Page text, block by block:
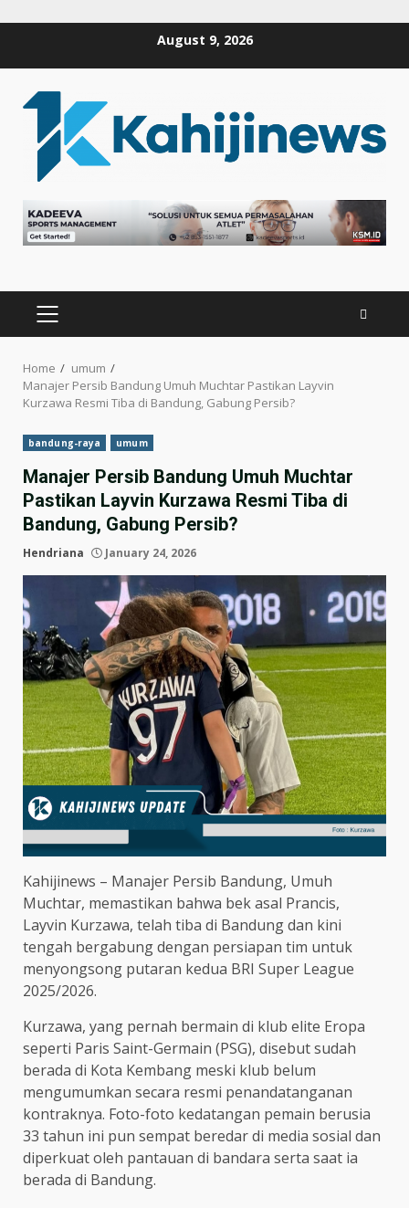
August 9, 2026
PRIMARY
MENU
Home
umum
Manajer Persib Bandung Umuh Muchtar Pastikan Layvin
Kurzawa Resmi Tiba di Bandung, Gabung Persib?
bandung-raya umum
Manajer Persib Bandung Umuh Muchtar
Pastikan Layvin Kurzawa Resmi Tiba di
Bandung, Gabung Persib?
Hendriana January 24, 2026
Kahijinews – Manajer Persib Bandung, Umuh
Muchtar, memastikan bahwa bek asal Prancis,
Layvin Kurzawa, telah tiba di Bandung dan kini
tengah bergabung dengan persiapan tim untuk
menyongsong putaran kedua BRI Super League
2025/2026.
Kurzawa, yang pernah bermain di klub elite Eropa
seperti Paris Saint-Germain (PSG), disebut sudah
berada di Kota Kembang meski klub belum
mengumumkan secara resmi penandatanganan
kontraknya. Foto-foto kedatangan pemain berusia
33 tahun ini pun sempat beredar di media sosial dan
diperkuat oleh pantauan di bandara serta saat ia
berada di Bandung.